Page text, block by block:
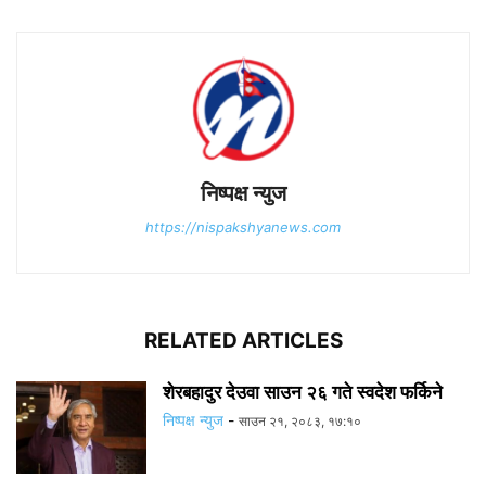
निष्पक्ष न्युज
https://nispakshyanews.com
RELATED ARTICLES
शेरबहादुर देउवा साउन २६ गते स्वदेश फर्किने
निष्पक्ष न्युज - साउन २१, २०८३, १७:१०